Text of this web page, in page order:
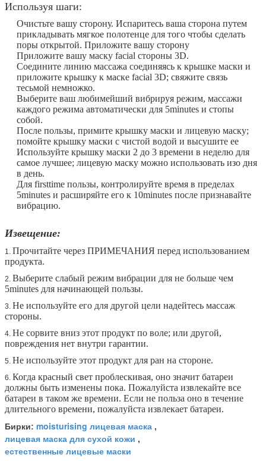
Используя шаги:
Очистьте вашу сторону. Испаритесь ваша сторона путем
прикладывать мягкое полотенце для того чтобы сделать
поры открытой. Приложите вашу сторону
Приложите вашу маску facial стороны 3D.
Соедините линию массажа соединяясь к крышке маски и
приложите крышку к маске facial 3D; свяжите связь
тесьмой немножко.
Выберите ваш любимейший вибрируя режим, массажи
каждого режима автоматически для 5minutes и стопы
собой.
После пользы, примите крышку маски и лицевую маску;
помойте крышку маски с чистой водой и высушите ее
Используйте крышку маски 2 до 3 времени в неделю для
самое лучшее; лицевую маску можно использовать изо дня
в день.
Для firsttime пользы, контролируйте время в пределах
5minutes и расширяйте его к 10minutes после признавайте
вибрацию.
Извещение:
1. Прочитайте через ПРИМЕЧАНИЯ перед использованием
продукта.
2. Выберите слабый режим вибрации для не больше чем
5minutes для начинающей пользы.
3. Не используйте его для другой цели надейтесь массаж
стороны.
4. Не сорвите вниз этот продукт по воле; или другой,
повреждения нет внутри гарантии.
5. Не используйте этот продукт для ран на стороне.
6. Когда красный свет проблескивая, оно значит батареи
должны быть изменены пока. Пожалуйста извлекайте все
батареи в таком же времени. Если не польза оно в течение
длительного времени, пожалуйста извлекает батареи.
Бирки: moisturising лицевая маска ,
лицевая маска для сухой кожи ,
естественные лицевые маски